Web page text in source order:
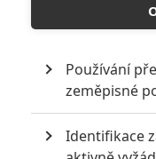
5
8
Používání
zeměpisné
Identifikace